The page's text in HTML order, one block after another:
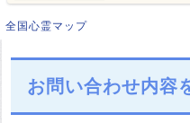
全国心霊マップ
お問い合わせ内容